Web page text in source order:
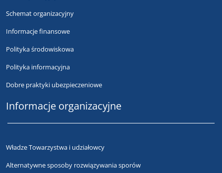
Schemat organizacyjny
Informacje finansowe
Polityka środowiskowa
Polityka informacyjna
Dobre praktyki ubezpieczeniowe
Informacje organizacyjne
Władze Towarzystwa i udziałowcy
Alternatywne sposoby rozwiązywania sporów